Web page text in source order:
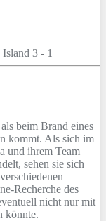
beim Brand eines
kommt. Als sich im
und ihrem Team
sehen sie sich
Recherche des
nicht nur mit
könnte.